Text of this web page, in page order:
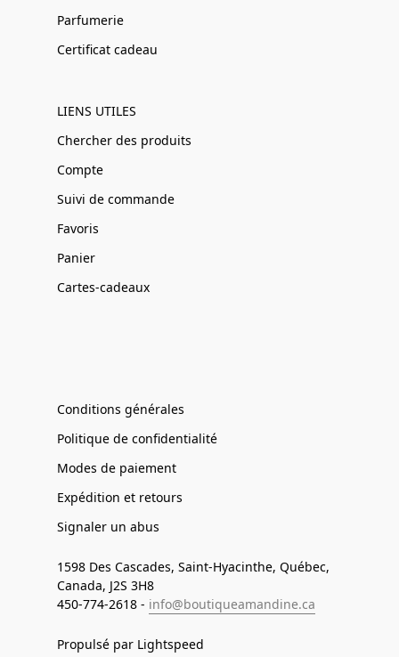
Parfumerie
Certificat cadeau
LIENS UTILES
Chercher des produits
Compte
Suivi de commande
Favoris
Panier
Cartes-cadeaux
Conditions générales
Politique de confidentialité
Modes de paiement
Expédition et retours
Signaler un abus
1598 Des Cascades, Saint-Hyacinthe, Québec,
Canada, J2S 3H8
450-774-2618 - info@boutiqueamandine.ca
Propulsé par Lightspeed